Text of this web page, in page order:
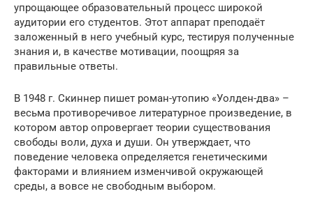
упрощающее образовательный процесс широкой
аудитории его студентов. Этот аппарат преподаёт
заложенный в него учебный курс, тестируя полученные
знания и, в качестве мотивации, поощряя за
правильные ответы.
В 1948 г. Скиннер пишет роман-утопию «Уолден-два» –
весьма противоречивое литературное произведение, в
котором автор опровергает теории существования
свободы воли, духа и души. Он утверждает, что
поведение человека определяется генетическими
факторами и влиянием изменчивой окружающей
среды, а вовсе не свободным выбором.